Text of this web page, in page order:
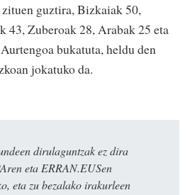
guztira, Bizkaiak 50,
43, Zuberoak 28, Arabak 25 eta
bukatuta, heldu den
jokatuko da.
dirulaguntzak ez dira
eta ERRAN.EUSen
eta zu bezalako irakurleen